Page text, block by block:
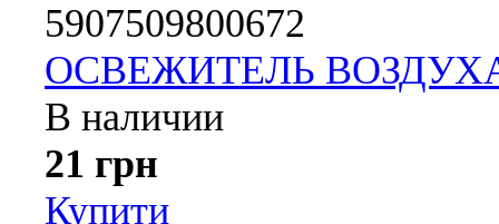
5907509800672
ОСВЕЖИТЕЛЬ ВОЗДУХА
В наличии
21 грн
Купити